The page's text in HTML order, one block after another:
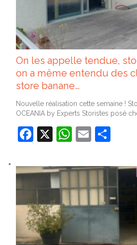
On les appelle tendue,
on a même entendu des
store banane…
Nouvelle réalisation cette semaine !
OCEANIA by Experts Storistes posé
Facebook
X Email